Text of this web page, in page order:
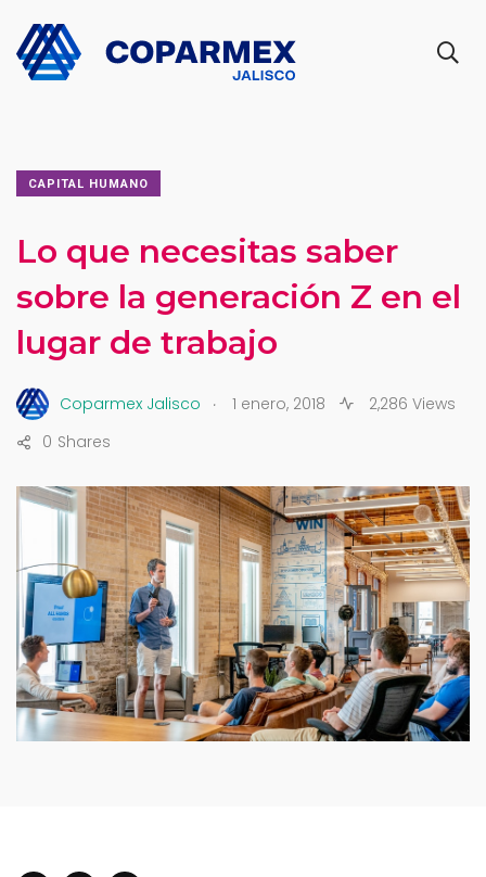
CAPITAL HUMANO
Lo que necesitas saber
sobre la generación Z en el
lugar de trabajo
Coparmex Jalisco . 1 enero, 2018
2,286 Views
Shares
0